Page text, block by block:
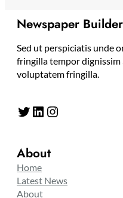
Newspaper Builder
Sed ut perspiciatis unde
fringilla tempor
voluptatem fringilla.
Twitter LinkedIn Instagram
About
Home
Latest News
About